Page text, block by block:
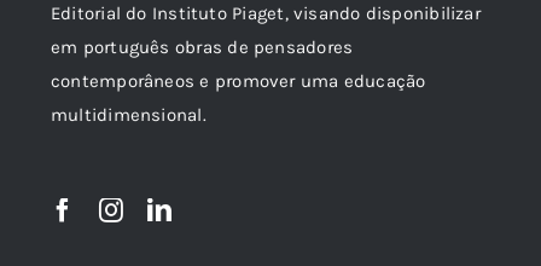
Editorial do Instituto Piaget, visando disponibilizar
em português obras de pensadores
contemporâneos e promover uma educação
multidimensional.